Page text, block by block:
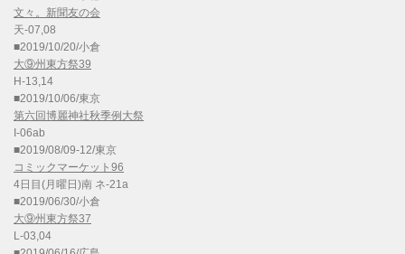
文々。新聞友の会
天-07,08
■2019/10/20/小倉
大⑨州東方祭39
H-13,14
■2019/10/06/東京
第六回博麗神社秋季例大祭
I-06ab
■2019/08/09-12/東京
コミックマーケット96
4日目(月曜日)南 ネ-21a
■2019/06/30/小倉
大⑨州東方祭37
L-03,04